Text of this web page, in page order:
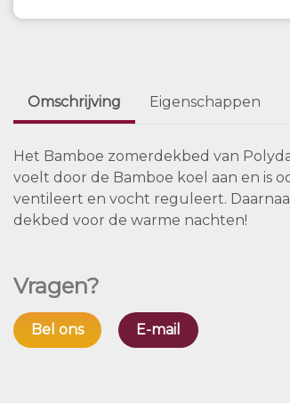
Omschrijving Eigenschappen
Het Bamboe zomerdekbed van
voelt door de Bamboe koel aan en is
ventileert en vocht reguleert.
dekbed voor de warme nachten!
Vragen?
Bel ons E-mail